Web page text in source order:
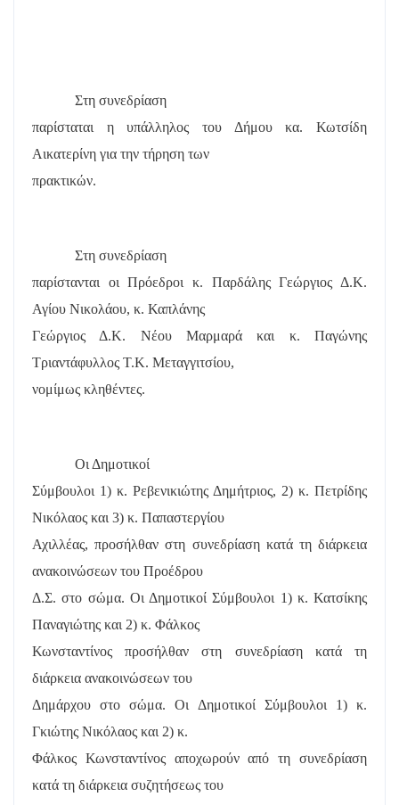
Στη συνεδρίαση
παρίσταται η υπάλληλος του Δήμου κα. Κωτσίδη
Αικατερίνη για την τήρηση των
πρακτικών.
Στη συνεδρίαση
παρίστανται οι Πρόεδροι κ. Παρδάλης Γεώργιος Δ.Κ.
Αγίου Νικολάου, κ. Καπλάνης
Γεώργιος Δ.Κ. Νέου Μαρμαρά και κ. Παγώνης
Τριαντάφυλλος Τ.Κ. Μεταγγιτσίου,
νομίμως κληθέντες.
Οι Δημοτικοί
Σύμβουλοι 1) κ. Ρεβενικιώτης Δημήτριος, 2) κ. Πετρίδης
Νικόλαος και 3) κ. Παπαστεργίου
Αχιλλέας, προσήλθαν στη συνεδρίαση κατά τη διάρκεια
ανακοινώσεων του Προέδρου
Δ.Σ. στο σώμα. Οι Δημοτικοί Σύμβουλοι 1) κ. Κατσίκης
Παναγιώτης και 2) κ. Φάλκος
Κωνσταντίνος προσήλθαν στη συνεδρίαση κατά τη
διάρκεια ανακοινώσεων του
Δημάρχου στο σώμα. Οι Δημοτικοί Σύμβουλοι 1) κ.
Γκιώτης Νικόλαος και 2) κ.
Φάλκος Κωνσταντίνος αποχωρούν από τη συνεδρίαση
κατά τη διάρκεια συζητήσεως του